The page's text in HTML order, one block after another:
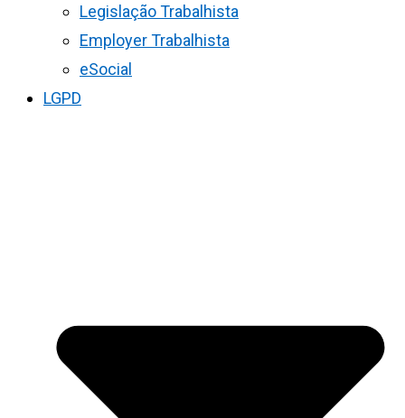
Legislação Trabalhista
Employer Trabalhista
eSocial
LGPD